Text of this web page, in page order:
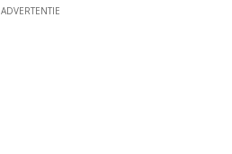
ADVERTENTIE